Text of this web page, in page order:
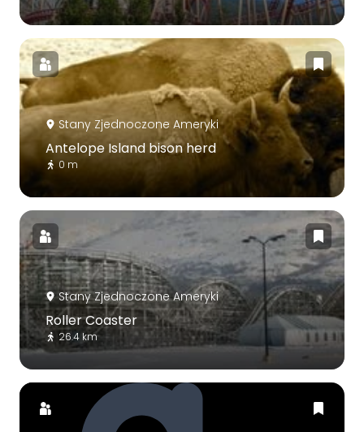
Stany Zjednoczone Ameryki
Antelope Island bison herd
0 m
Stany Zjednoczone Ameryki
Roller Coaster
26.4 km